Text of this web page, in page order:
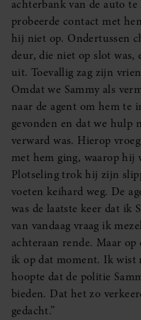
achterbank van de auto
probeerde contact met
hij niet op. Ondertussen
deur, die niet op slot was,
uit. Toevallig zag zijn
Omdat we Sammy als
naar de agent om hem te
gevonden en dat we hulp
verward was. Hierop
met hem ging, waarop hij
Plotseling trok hij zijn
voeten keihard weg. De
was de laatste keer dat ik
van vandaag vraag ik
achteraan rende. Maar
ik op dat moment. Ik wist
hoopte dat de politie
bieden. Dat het zo
gedacht.”